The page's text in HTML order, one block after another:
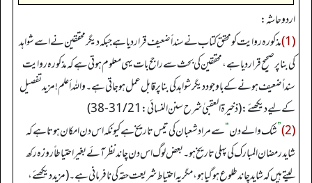
اردو حاشہ:
(1) مذکورہ روایت کو محقق کتاب نے سنداً ضعیف قرار دیا ہے جبکہ دیگر محققین نے اسے شواہد
کی بنا پر صحیح قرار دیا ہے، محققین کی بحث سے راجح بات یہی معلوم ہوتی ہے کہ مذکورہ روایت
سنداً ضعیف ہونے کے باوجود دیگر شواہد کی بنا پر قابل عمل ہو جاتی ہے۔ واللہ أعلم! مزید تفصیل
کے لیے دیکھئے: (ذخیرة العقبیٰ شرح سنن النسائي: 21/ 31-38)
(2)
”شک والے دن“سے مراد شعبان کی تیس تاریخ ہے کیونکہ اس دن امکان ہوتا ہے کہ
شاید رمضان المبارک کی پہلی تاریخ ہو۔ بعض لوگ اس دن چاند نظر آئے بغیر احتیاطاً روزہ رکھ
لیتے ہیں کہ شاید چاند طلوع ہوگیا ہو، مگر یہ احتیاط شریعت حقہ کی نافرمانی ہے۔ (مزید دیکھئے،